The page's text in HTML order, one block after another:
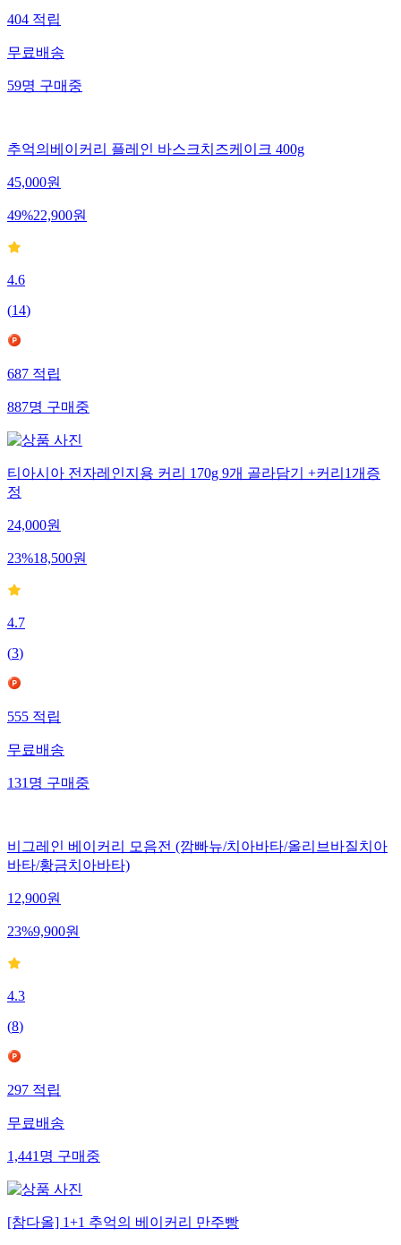
404 적립
무료배송
59명 구매중
추억의베이커리 플레인 바스크치즈케이크 400g
45,000원
49%22,900원
4.6
(14)
687 적립
887명 구매중
티아시아 전자레인지용 커리 170g 9개 골라담기 +커리1개증
정
24,000원
23%18,500원
4.7
(3)
555 적립
무료배송
131 명 구매중
비그레인 베이커리 모음전 (깜빠뉴/치아바타/올리브바질치아
바타/황금치아바타)
12,900원
23%9,900원
4.3
(8)
297적립
무료배송
1,441명구매중
[참다올] 1+1 추억의 베이커리 만주빵